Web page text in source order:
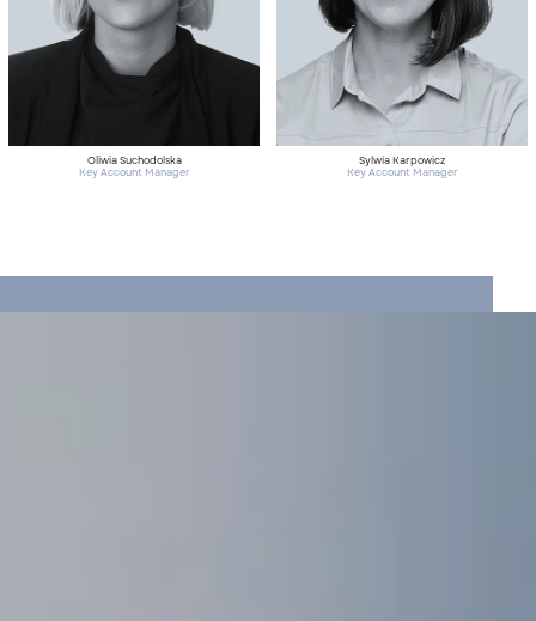
Oliwia Suchodolska
Key Account Manager
Sylwia Karpowicz
Key Account Manager